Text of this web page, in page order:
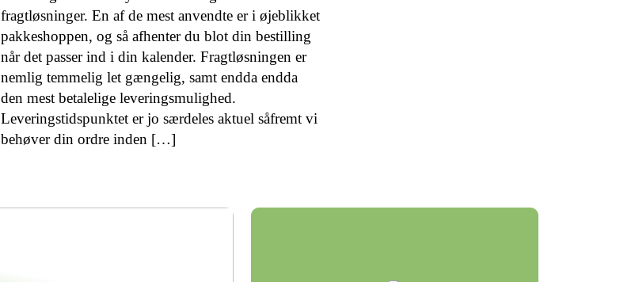
fragtløsninger. En af de mest anvendte er i øjeblikket
pakkeshoppen, og så afhenter du blot din bestilling
når det passer ind i din kalender. Fragtløsningen er
nemlig temmelig let gængelig, samt endda endda
den mest betalelige leveringsmulighed.
Leveringstidspunktet er jo særdeles aktuel såfremt vi
behøver din ordre inden […]